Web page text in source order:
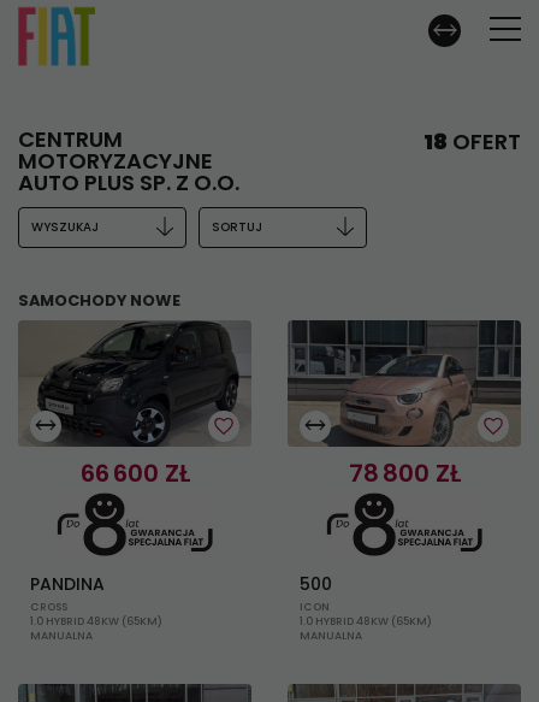
CENTRUM
MOTORYZACYJNE
AUTO PLUS SP. Z O.O.
18 OFERT
WYSZUKAJ SORTUJ
SAMOCHODY NOWE
WOJ. POMORSKIE, GDANSK
66 600 ZŁ
PANDINA
CROSS
1.0 HYBRID 48KW (65KM)
MANUALNA
WOJ. POMORSKIE, GDANSK
78 800 ZŁ
500
ICON
1.0 HYBRID 48KW (65KM)
MANUALNA